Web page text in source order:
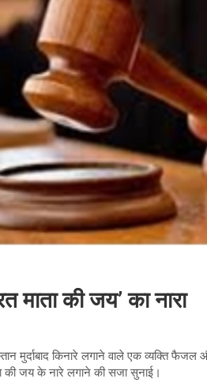
माता की जय’ का नारा
मुर्दाबाद किनारे लगाने वाले एक व्यक्ति फैजल
की जय के नारे लगाने की सजा सुनाई।